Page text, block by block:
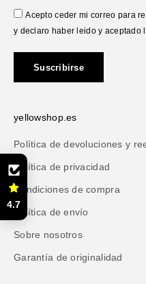
Acepto ceder mi correo para
y declaro haber leido y aceptado
Suscribirse
yellowshop.es
Política de devoluciones y
Política de privacidad
Condiciones de compra
Política de envío
Sobre nosotros
Garantía de originalidad
4.7